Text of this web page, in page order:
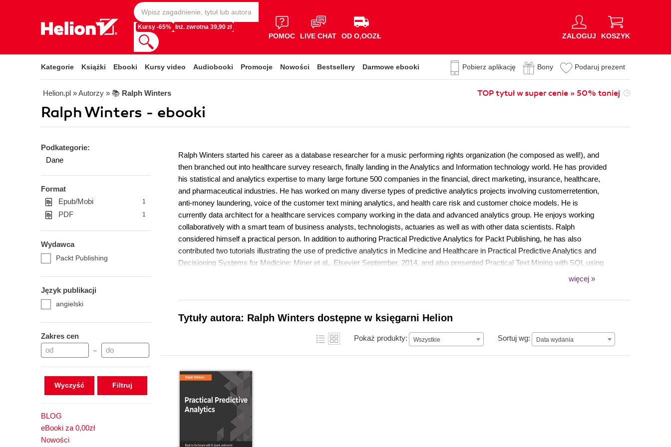
Kursy -65% Inż. zwrotna 39,90 zł
POMOC LIVE CHAT OD O,OOZŁ ZALOGUJ KOSZYK
Kategorie Książki Ebooki Kursy video Audiobooki Promocje Nowości Bestsellery Darmowe ebooki Pobierz aplikację Bony Podaruj prezent
Helion.pl » Autorzy » 📚 Ralph Winters TOP tytuł w super cenie » 50% taniej
Ralph Winters - ebooki
Podkategorie:
Dane
Format
Epub/Mobi
1
PDF 1
Wydawca
Packt Publishing
Język publikacji
angielski
Zakres cen
–
Wyczyść
BLOG
eBooki za 0,00zł
Nowości
Ralph Winters started his career as a database researcher for a music performing rights organization (he composed as well!), and
then branched out into healthcare survey research, finally landing in the Analytics and Information technology world. He has provided
his statistical and analytics expertise to many large fortune 500 companies in the financial, direct marketing, insurance, healthcare,
and pharmaceutical industries. He has worked on many diverse types of predictive analytics projects involving customerretention,
anti-money laundering, voice of the customer text mining analytics, and health care risk and customer choice models. He is
currently data architect for a healthcare services company working in the data and advanced analytics group. He enjoys working
collaboratively with a smart team of business analysts, technologists, actuaries as well as with other data scientists. Ralph
considered himself a practical person. In addition to authoring Practical Predictive Analytics for Packt Publishing, he has also
contributed two tutorials illustrating the use of predictive analytics in Medicine and Healthcare in Practical Predictive Analytics and
Decisioning Systems for Medicine: Miner et al., Elsevier September, 2014, and also presented Practical Text Mining with SQL using
Relational Databases, at the 2013 11th Annual Text and Social Analytics Summit in Cambridge, MA. Ralph resides in New Jersey
unpredictable. Ralph's web site can be found at ralphwinters.com
więcej »
Tytuły autora: Ralph Winters dostępne w księgarni Helion
Pokaż produkty: Wszystkie Sortuj wg: Data wydania
Data wydania